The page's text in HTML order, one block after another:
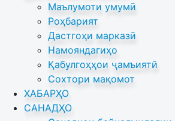
Маълумоти умумӣ
Роҳбарият
Дастгоҳи марказӣ
Намояндагиҳо
Қабулгоҳҳои ҷамъиятӣ
Сохтори мақомот
ХАБАРҲО
САНАДҲО